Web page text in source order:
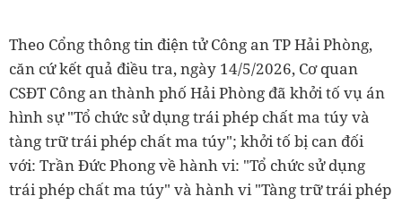
Theo Cổng thông tin điện tử Công an TP Hải Phòng,
căn cứ kết quả điều tra, ngày 14/5/2026, Cơ quan
CSĐT Công an thành phố Hải Phòng đã khởi tố vụ án
hình sự "Tổ chức sử dụng trái phép chất ma túy và
tàng trữ trái phép chất ma túy"; khởi tố bị can đối
với: Trần Đức Phong về hành vi: "Tổ chức sử dụng
trái phép chất ma túy" và hành vi "Tàng trữ trái phép